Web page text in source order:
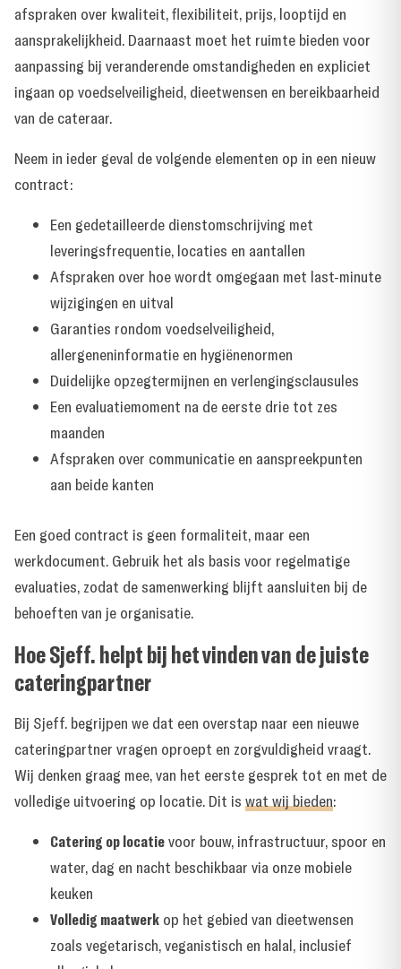
afspraken over kwaliteit, flexibiliteit, prijs, looptijd en
aansprakelijkheid. Daarnaast moet het ruimte bieden voor
aanpassing bij veranderende omstandigheden en expliciet
ingaan op voedselveiligheid, dieetwensen en bereikbaarheid
van de cateraar.
Neem in ieder geval de volgende elementen op in een nieuw
contract:
Een gedetailleerde dienstomschrijving met
leveringsfrequentie, locaties en aantallen
Afspraken over hoe wordt omgegaan met last-minute
wijzigingen en uitval
Garanties rondom voedselveiligheid,
allergeneninformatie en hygiënenormen
Duidelijke opzegtermijnen en verlengingsclausules
Een evaluatiemoment na de eerste drie tot zes
maanden
Afspraken over communicatie en aanspreekpunten
aan beide kanten
Een goed contract is geen formaliteit, maar een
werkdocument. Gebruik het als basis voor regelmatige
evaluaties, zodat de samenwerking blijft aansluiten bij de
behoeften van je organisatie.
Hoe Sjeff. helpt bij het vinden van de juiste
cateringpartner
Bij Sjeff. begrijpen we dat een overstap naar een nieuwe
cateringpartner vragen oproept en zorgvuldigheid vraagt.
Wij denken graag mee, van het eerste gesprek tot en met de
volledige uitvoering op locatie. Dit is wat wij bieden:
Catering op locatievoor bouw, infrastructuur, spoor en
water, dag en nacht beschikbaar via onze mobiele
keuken
Volledig maatwerk op het gebied van dieetwensen
zoals vegetarisch, veganistisch en halal, inclusief